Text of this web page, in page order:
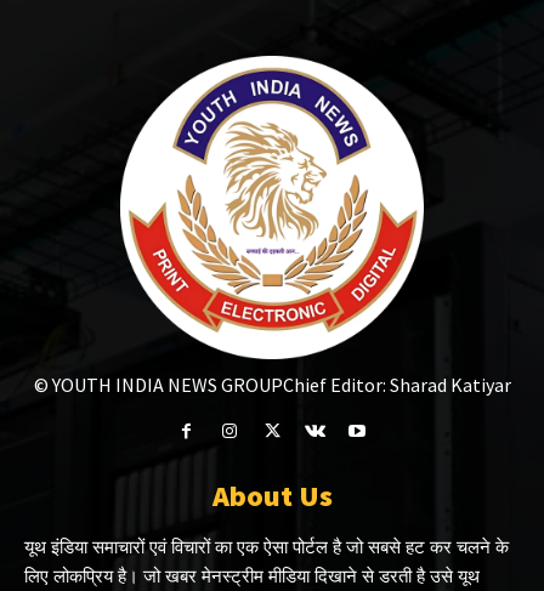
© YOUTH INDIA NEWS GROUPChief Editor: Sharad Katiyar
About Us
यूथ इंडिया समाचारों एवं विचारों का एक ऐसा पोर्टल है जो सबसे हट कर चलने के
लिए लोकप्रिय है। जो खबर मेनस्ट्रीम मीडिया दिखाने से डरती है उसे यूथ